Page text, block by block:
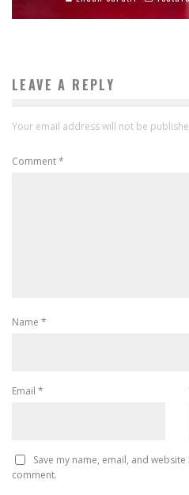
LEAVE A REPLY
Your email address will not be
Comment*
Name *
Email *
Save my name, email, and
comment.